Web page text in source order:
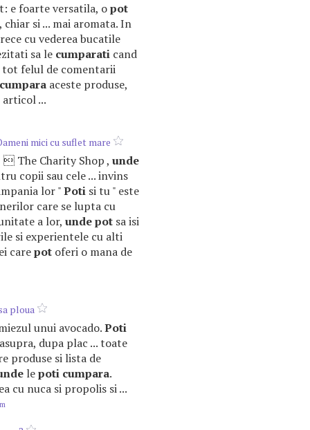
e foarte versatila, opot
si ... mai aromata. In
cu vederea bucatile
sa le cumparati cand
tot felul de comentarii
cumpara aceste produse,
...
mici cu suflet mare
 The Charity Shop , unde
copii sau cele ... invins
lor "Poti si tu " este
care se lupta cu
a lor, undepot sa isi
si experientele cu alti
carepot oferi o mana de
ploua
unui avocado.Poti
dupa plac ... toate
produse si lista de
lepoti cumpara.
cu nuca si propolis si ...